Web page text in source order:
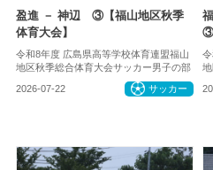
盈進 － 神辺 ③【福山地区秋季
体育大会】
令和8年度 広島県高等学校体育連盟福山
地区秋季総合体育大会サッカー男子の部
2026-07-22 サッカー
③